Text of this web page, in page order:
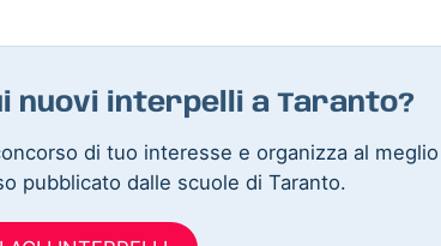
nuovi interpelli a Taranto?
di tuo interesse e organizza al meglio
pubblicato dalle scuole di Taranto.